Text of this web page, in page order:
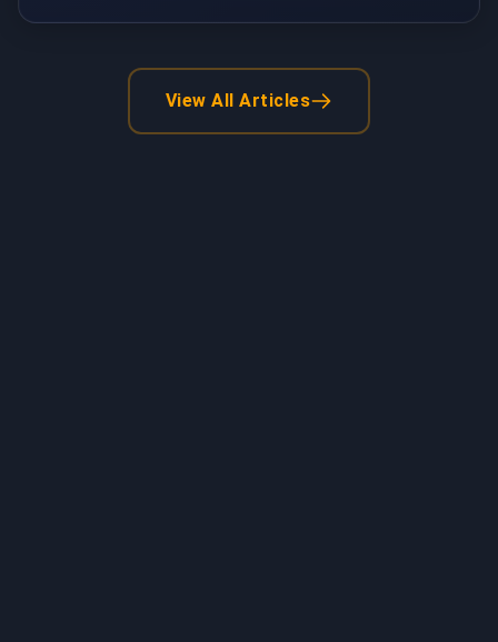
View All Articles